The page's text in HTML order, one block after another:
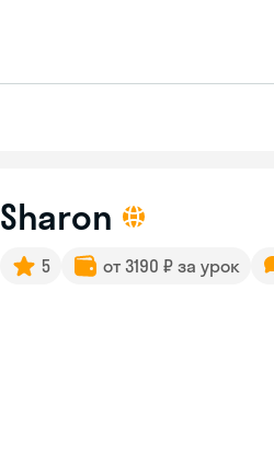
Sharon
5 от 3190 ₽ за урок